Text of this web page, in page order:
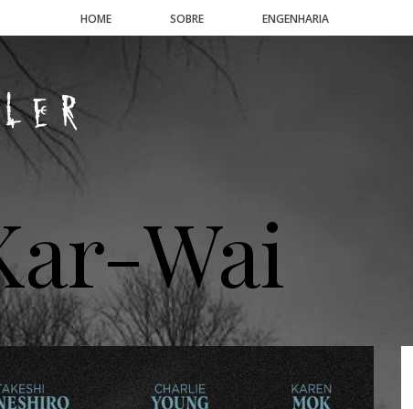
HOME SOBRE ENGENHARIA
Wai